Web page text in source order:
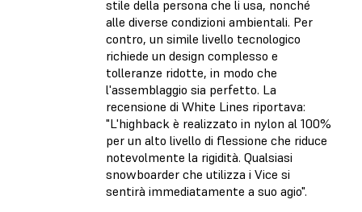
stile della persona che li usa, nonché
alle diverse condizioni ambientali. Per
contro, un simile livello tecnologico
richiede un design complesso e
tolleranze ridotte, in modo che
l'assemblaggio sia perfetto. La
recensione di White Lines riportava:
"L'highback è realizzato in nylon al 100%
per un alto livello di flessione che riduce
notevolmente la rigidità. Qualsiasi
snowboarder che utilizza i Vice si
sentirà immediatamente a suo agio".